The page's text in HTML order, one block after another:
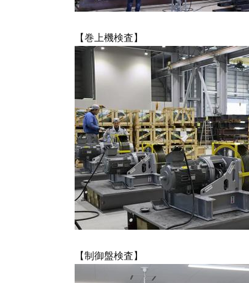
【巻上機検査】
【制御盤検査】